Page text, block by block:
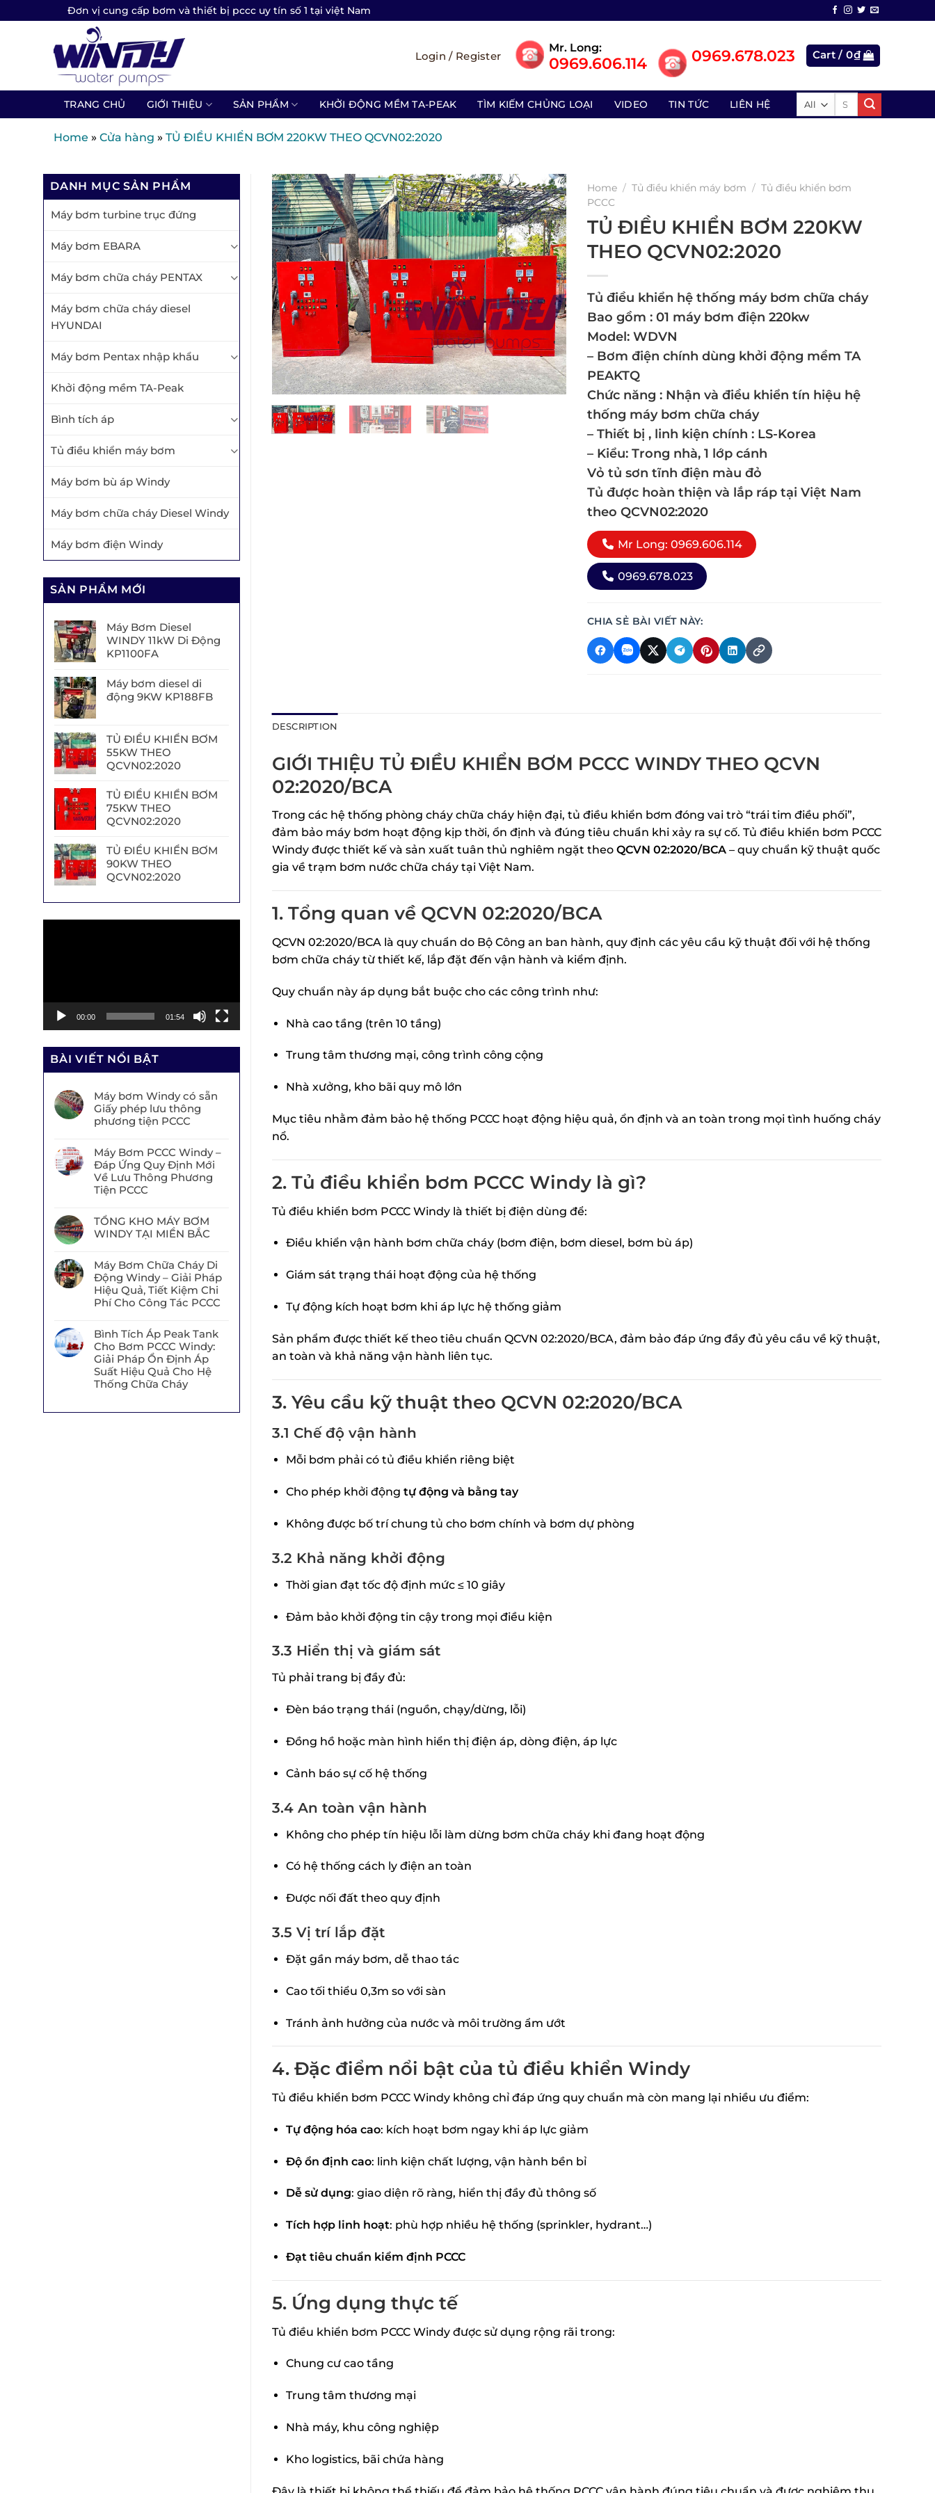
to
Đơn vị cung cấp bơm và thiết bị pccc uy tín số 1 tại việt Nam
Login / Register
Mr. Long:
0969.606.114 0969.678.023 Cart /0₫
TRANG CHỦ GIỚI THIỆU SẢN PHẨM KHỞI ĐỘNG MỀM TA-PEAK TÌM KIẾM CHỦNG LOẠI VIDEO TIN TỨC LIÊN HỆ
Home » Cửa hàng » TỦ ĐIỀU KHIỂN BƠM 220KW THEO QCVN02:2020
DANH MỤC SẢN PHẨM
Máy bơm turbine trục đứng
Máy bơm EBARA
Máy bơm chữa cháy PENTAX
Máy bơm chữa cháy diesel
HYUNDAI
Máy bơm Pentax nhập khẩu
Khởi động mềm TA-Peak
Bình tích áp
Tủ điều khiển máy bơm
Máy bơm bù áp Windy
Máy bơm chữa cháy Diesel Windy
Máy bơm điện Windy
SẢN PHẨM MỚI
Máy Bơm Diesel
WINDY 11kW Di Động
KP1100FA
Máy bơm diesel di
động 9KW KP188FB
TỦ ĐIỀU KHIỂN BƠM
55KW THEO
QCVN02:2020
TỦ ĐIỀU KHIỂN BƠM
75KW THEO
QCVN02:2020
TỦ ĐIỀU KHIỂN BƠM
90KW THEO
QCVN02:2020
00:00 01:54
BÀI VIẾT NỔI BẬT
Máy bơm Windy có sẵn
Giấy phép lưu thông
phương tiện PCCC
Máy Bơm PCCC Windy –
Đáp Ứng Quy Định Mới
Về Lưu Thông Phương
Tiện PCCC
TỔNG KHO MÁY BƠM
WINDY TẠI MIỀN BẮC
Máy Bơm Chữa Cháy Di
Động Windy – Giải Pháp
Hiệu Quả, Tiết Kiệm Chi
Phí Cho Công Tác PCCC
Bình Tích Áp Peak Tank
Cho Bơm PCCC Windy:
Giải Pháp Ổn Định Áp
Suất Hiệu Quả Cho Hệ
Thống Chữa Cháy
Home / Tủ điều khiển máy bơm / Tủ điều khiển bơm
PCCC
TỦ ĐIỀU KHIỂN BƠM 220KW
THEO QCVN02:2020
Tủ điều khiển hệ thống máy bơm chữa cháy
Bao gồm : 01 máy bơm điện 220kw
Model: WDVN
– Bơm điện chính dùng khởi động mềm TA
PEAKTQ
Chức năng : Nhận và điều khiển tín hiệu hệ
thống máy bơm chữa cháy
– Thiết bị , linh kiện chính : LS-Korea
– Kiểu: Trong nhà, 1 lớp cánh
Vỏ tủ sơn tĩnh điện màu đỏ
Tủ được hoàn thiện và lắp ráp tại Việt Nam
theo QCVN02:2020
Mr Long: 0969.606.114
0969.678.023
CHIA SẺ BÀI VIẾT NÀY:
DESCRIPTION
GIỚI THIỆU TỦ ĐIỀU KHIỂN BƠM PCCC WINDY THEO QCVN
02:2020/BCA
Trong các hệ thống phòng cháy chữa cháy hiện đại, tủ điều khiển bơm đóng vai trò “trái tim điều phối”,
đảm bảo máy bơm hoạt động kịp thời, ổn định và đúng tiêu chuẩn khi xảy ra sự cố. Tủ điều khiển bơm PCCC
Windy được thiết kế và sản xuất tuân thủ nghiêm ngặt theo QCVN 02:2020/BCA– quy chuẩn kỹ thuật quốc
gia về trạm bơm nước chữa cháy tại Việt Nam.
1. Tổng quan về QCVN 02:2020/BCA
QCVN 02:2020/BCA là quy chuẩn do Bộ Công an ban hành, quy định các yêu cầu kỹ thuật đối với hệ thống
bơm chữa cháy từ thiết kế, lắp đặt đến vận hành và kiểm định.
Quy chuẩn này áp dụng bắt buộc cho các công trình như:
Nhà cao tầng (trên 10 tầng)
Trung tâm thương mại, công trình công cộng
Nhà xưởng, kho bãi quy mô lớn
Mục tiêu nhằm đảm bảo hệ thống PCCC hoạt động hiệu quả, ổn định và an toàn trong mọi tình huống cháy
nổ.
2. Tủ điều khiển bơm PCCC Windy là gì?
Tủ điều khiển bơm PCCC Windy là thiết bị điện dùng để:
Điều khiển vận hành bơm chữa cháy (bơm điện, bơm diesel, bơm bù áp)
Giám sát trạng thái hoạt động của hệ thống
Tự động kích hoạt bơm khi áp lực hệ thống giảm
Sản phẩm được thiết kế theo tiêu chuẩn QCVN 02:2020/BCA, đảm bảo đáp ứng đầy đủ yêu cầu về kỹ thuật,
an toàn và khả năng vận hành liên tục.
3. Yêu cầu kỹ thuật theo QCVN 02:2020/BCA
3.1 Chế độ vận hành
Mỗi bơm phải có tủ điều khiển riêng biệt
Cho phép khởi độngtự động và bằng tay
Không được bố trí chung tủ cho bơm chính và bơm dự phòng
3.2 Khả năng khởi động
Thời gian đạt tốc độ định mức ≤ 10 giây
Đảm bảo khởi động tin cậy trong mọi điều kiện
3.3 Hiển thị và giám sát
Tủ phải trang bị đầy đủ:
Đèn báo trạng thái (nguồn, chạy/dừng, lỗi)
Đồng hồ hoặc màn hình hiển thị điện áp, dòng điện, áp lực
Cảnh báo sự cố hệ thống
3.4 An toàn vận hành
Không cho phép tín hiệu lỗi làm dừng bơm chữa cháy khi đang hoạt động
Có hệ thống cách ly điện an toàn
Được nối đất theo quy định
3.5 Vị trí lắp đặt
Đặt gần máy bơm, dễ thao tác
Cao tối thiểu 0,3m so với sàn
Tránh ảnh hưởng của nước và môi trường ẩm ướt
4. Đặc điểm nổi bật của tủ điều khiển Windy
Tủ điều khiển bơm PCCC Windy không chỉ đáp ứng quy chuẩn mà còn mang lại nhiều ưu điểm:
Tự động hóa cao: kích hoạt bơm ngay khi áp lực giảm
Độ ổn định cao: linh kiện chất lượng, vận hành bền bỉ
Dễ sử dụng: giao diện rõ ràng, hiển thị đầy đủ thông số
Tích hợp linh hoạt: phù hợp nhiều hệ thống (sprinkler, hydrant…)
Đạt tiêu chuẩn kiểm định PCCC
5. Ứng dụng thực tế
Tủ điều khiển bơm PCCC Windy được sử dụng rộng rãi trong:
Chung cư cao tầng
Trung tâm thương mại
Nhà máy, khu công nghiệp
Kho logistics, bãi chứa hàng